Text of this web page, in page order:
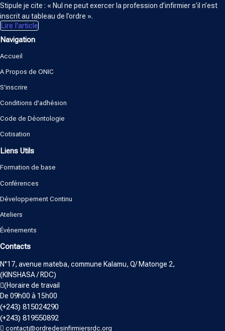
Stipule je cite : « Nul ne peut exercer la profession d’infirmier s’il n’est
inscrit au tableau de l’ordre ».
Lire l'article
Navigation
Accueil
A Propos de ONIC
S'inscrire
Conditions d'adhésion
Code de Déontologie
Cotisation
Liens Utils
Formation de base
Conférences
Développement Continu
Ateliers
Événements
Contacts
N°17, avenue mateba, commune Kalamu, Q/ Matonge 2,
(KINSHASA / RDC)
(Horaire de travail
De 09h00 à 15h00
(+243) 815024290
(+243) 819550892
contact@ordredesinfirmiersrdc.org